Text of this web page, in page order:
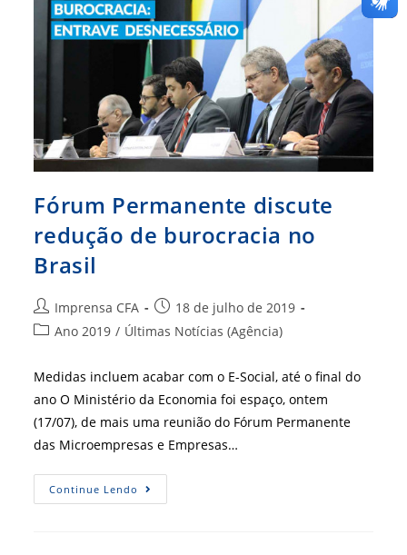
Desproteger
Você,
Cidadão!
Fórum Permanente discute
redução de burocracia no
Brasil
Autor
do
Imprensa CFA
Post
publicado:
18 de julho de 2019
Categoria
post:
Ano 2019 / Últimas Notícias (Agência)
Medidas incluem acabar com o E-Social, até o final do
ano O Ministério da Economia foi espaço, ontem
(17/07), de mais uma reunião do Fórum Permanente
das Microempresas e Empresas…
Continue Lendo Fórum
Permanente